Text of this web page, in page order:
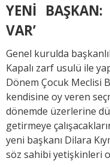
YENİ BAŞKAN:
VAR’
Genel kurulda
Kapalı zarf usulü ile
Dönem Çocuk Meclisi
kendisine oy veren
dönemde üzerlerine
getirmeye
yeni başkanı Dilara
söz sahibi yetişkinleri